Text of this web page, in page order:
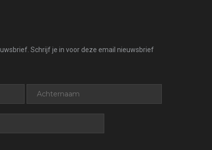
Schrijf je in voor deze email nieuwsbrief